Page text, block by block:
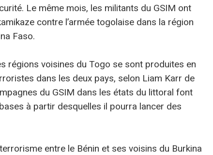
Le même mois, les militants du GSIM ont
contre l’armée togolaise dans la région
Faso.
régions voisines du Togo se sont produites en
dans les deux pays, selon Liam Karr de
du GSIM dans les états du littoral font
à partir desquelles il pourra lancer des
entre le Bénin et ses voisins du Burkina